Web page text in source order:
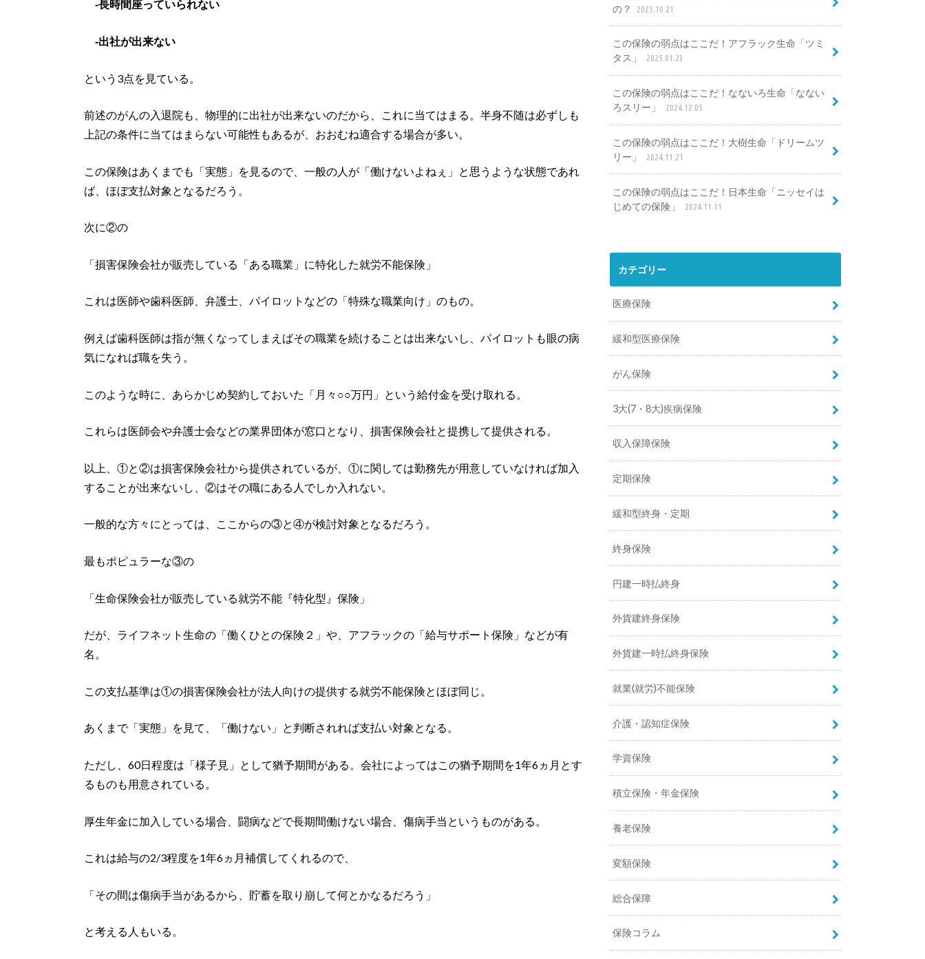
‐長時間座っていられない
‐出社が出来ない
という3点を見ている。
前述のがんの入退院も、物理的に出社が出来ないのだから、これに当てはまる。半身不随は必ずしも
上記の条件に当てはまらない可能性もあるが、おおむね適合する場合が多い。
この保険はあくまでも「実態」を見るので、一般の人が「働けないよねぇ」と思うような状態であれ
ば、ほぼ支払対象となるだろう。
次に②の
「損害保険会社が販売している「ある職業」に特化した就労不能保険」
これは医師や歯科医師、弁護士、パイロットなどの「特殊な職業向け」のもの。
例えば歯科医師は指が無くなってしまえばその職業を続けることは出来ないし、パイロットも眼の病
気になれば職を失う。
このような時に、あらかじめ契約しておいた「月々○○万円」という給付金を受け取れる。
これらは医師会や弁護士会などの業界団体が窓口となり、損害保険会社と提携して提供される。
以上、①と②は損害保険会社から提供されているが、①に関しては勤務先が用意していなければ加入
することが出来ないし、②はその職にある人でしか入れない。
一般的な方々にとっては、ここからの③と④が検討対象となるだろう。
最もポピュラーな③の
「生命保険会社が販売している就労不能『特化型』保険」
だが、ライフネット生命の「働くひとの保険２」や、アフラックの「給与サポート保険」などが有
名。
この支払基準は①の損害保険会社が法人向けの提供する就労不能保険とほぼ同じ。
あくまで「実態」を見て、「働けない」と判断されれば支払い対象となる。
ただし、60日程度は「様子見」として猶予期間がある。会社によってはこの猶予期間を1年6ヵ月とす
るものも用意されている。
厚生年金に加入している場合、闘病などで長期間働けない場合、傷病手当というものがある。
これは給与の2/3程度を1年6ヵ月補償してくれるので、
「その間は傷病手当があるから、貯蓄を取り崩して何とかなるだろう」
と考える人もいる。
の？
2025.10.21
この保険の弱点はここだ！アフラック生命「ツミ
タス」
2025.01.23
この保険の弱点はここだ！なないろ生命「なない
ろスリー」
2024.12.05
この保険の弱点はここだ！大樹生命「ドリームツ
リー」
2024.11.21
この保険の弱点はここだ！日本生命「ニッセイは
じめての保険」
2024.11.11
カテゴリー
医療保険
緩和型医療保険
がん保険
3大(7・8大)疾病保険
収入保障保険
定期保険
緩和型終身・定期
終身保険
円建一時払終身
外貨建終身保険
外貨建一時払終身保険
就業(就労)不能保険
介護・認知症保険
学資保険
積立保険・年金保険
養老保険
変額保険
総合保障
保険コラム